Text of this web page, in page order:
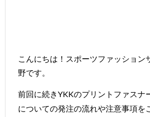
こんにちは！スポーツファッション
野です。
前回に続きYKKのプリントファスナ
についての発注の流れや注意事項を